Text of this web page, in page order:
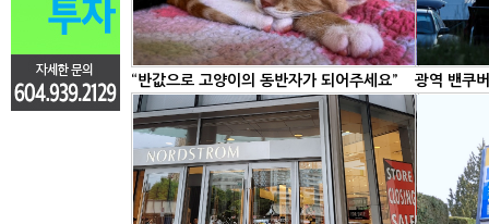
“반값으로 고양이의 동반자가 되어주세요” 광역 밴쿠